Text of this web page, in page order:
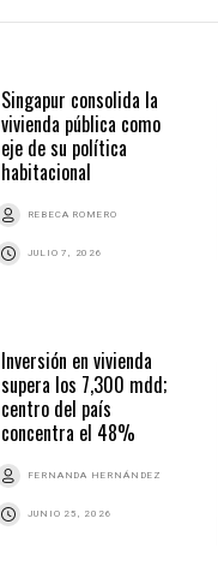
Singapur consolida la
vivienda pública como
eje de su política
habitacional
REBECA ROMERO
JULIO 7, 2026
Inversión en vivienda
supera los 7,300 mdd;
centro del país
concentra el 48%
FERNANDA HERNÁNDEZ
JUNIO 25, 2026